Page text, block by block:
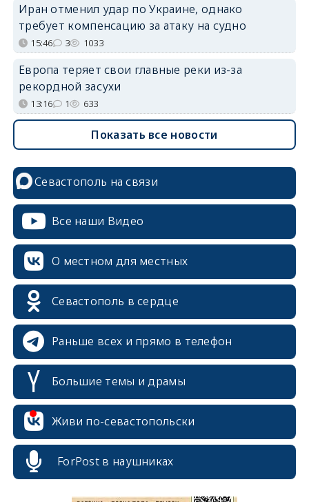
Иран отменил удар по Украине, однако
требует компенсацию за атаку на судно
15:46 3 1033
Европа теряет свои главные реки из-за
рекордной засухи
13:16 1 633
Показать все новости
Севастополь на связи
Все наши Видео
О местном для местных
Севастополь в сердце
Раньше всех и прямо в телефон
Большие темы и драмы
Живи по-севастопольски
ForPost в наушниках